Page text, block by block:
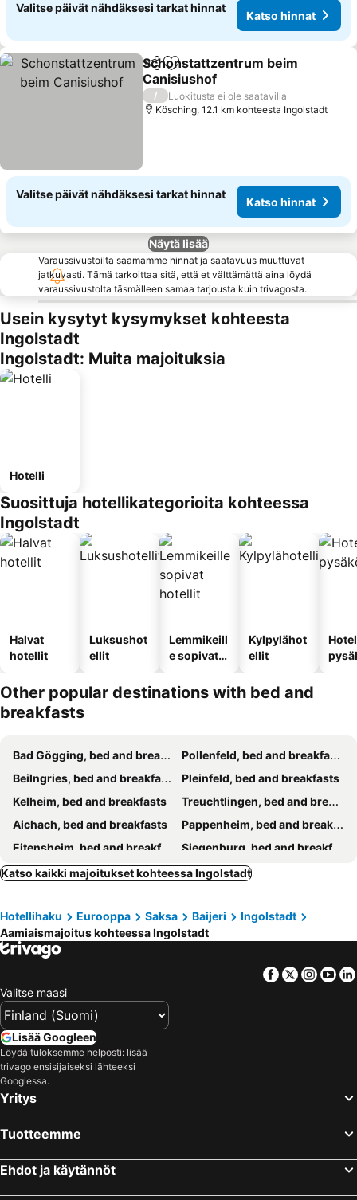
Valitse päivät nähdäksesi tarkat hinnat
Katso hinnat
Jaa Lisää suosikkeihin
Schonstattzentrum beim
Canisiushof
Katso hinnat
/
Luokitusta ei ole saatavilla
Kösching, 12.1 km kohteesta Ingolstadt
Valitse päivät nähdäksesi tarkat hinnat
Katso hinnat
Näytä lisää
Varaussivustoilta saamamme hinnat ja saatavuus muuttuvat
jatkuvasti. Tämä tarkoittaa sitä, että et välttämättä aina löydä
varaussivustolta täsmälleen samaa tarjousta kuin trivagosta.
Usein kysytyt kysymykset kohteesta
Ingolstadt
Ingolstadt: Muita majoituksia
Hotelli
Suosittuja hotellikategorioita kohteessa
Ingolstadt
Halvat
hotellit
Luksushot
ellit
Lemmikeill
e sopivat
Kylpylähot
ellit
Other popular destinations with bed and
breakfasts
Bad Gögging, bed and breakfasts
Pollenfeld, bed and breakfasts
Beilngries, bed and breakfasts
Pleinfeld, bed and breakfasts
Kelheim, bed and breakfasts
Treuchtlingen, bed and breakfasts
Aichach, bed and breakfasts
Pappenheim, bed and breakfasts
Eitensheim, bed and breakfasts
Siegenburg, bed and breakfasts
Monheim, bed and breakfasts Dollnstein, bed and breakfasts
Rain/Lech, bed and breakfasts
Mühlhausen, bed and breakfasts
Elsendorf, bed and breakfasts
Katso kaikki majoitukset kohteessa Ingolstadt
Hotellihaku Eurooppa Saksa Baijeri
Ingolstadt
Aamiaismajoitus kohteessa Ingolstadt
Facebook
Twitter
Valitse maasi
Lisää Googleen
Löydä tuloksemme helposti: lisää
trivago ensisijaiseksi lähteeksi
Googlessa.
Yritys
Tuotteemme
Ehdot ja käytännöt